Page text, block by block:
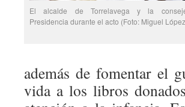
El alcalde de Torrelavega y la
Presidencia durante el acto (Foto: Miguel
además de fomentar el
vida a los libros